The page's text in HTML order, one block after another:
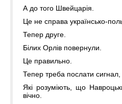
А до того Швейцарія.
Це не справа українсько-
Тепер друге.
Білих Орлів повернули.
Це правильно.
Тепер треба послати
Які розуміють, що
вічно.